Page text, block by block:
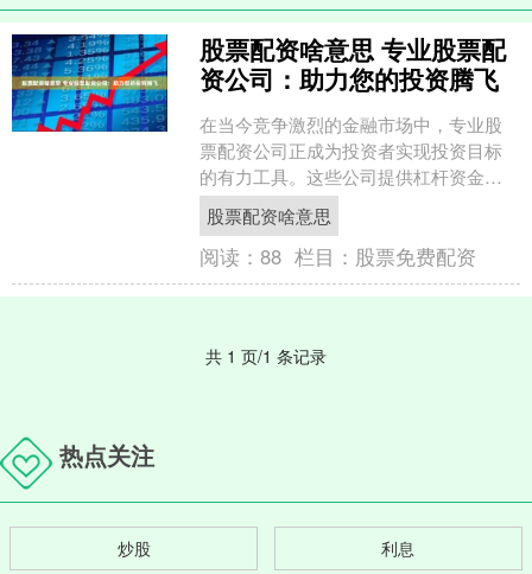
股票配资啥意思 专业股票配
资公司：助力您的投资腾飞
在当今竞争激烈的金融市场中，专业股
票配资公司正成为投资者实现投资目标
的有力工具。这些公司提供杠杆资金，
让投资者能够放大其投资规模，从而获
得更高的潜在回报。 该源....
股票配资啥意思
阅读：88 栏目： 股票免费配资
共 1 页/1 条记录
热点关注
炒股 利息